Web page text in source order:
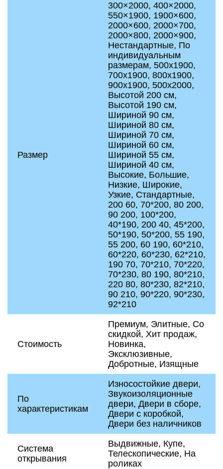
Размер
300×2000, 400×2000,
550×1900, 1900×600,
2000×600, 2000×700,
2000×800, 2000×900,
Нестандартные, По
индивидуальным
размерам, 500x1900,
700x1900, 800x1900,
900x1900, 500x2000,
Высотой 200 см,
Высотой 190 см,
Шириной 90 см,
Шириной 80 см,
Шириной 70 см,
Шириной 60 см,
Шириной 55 см,
Шириной 40 см,
Высокие, Большие,
Низкие, Широкие,
Узкие, Стандартные,
200 60, 70*200, 80 200,
90 200, 100*200,
40*190, 200 40, 45*200,
50*190, 50*200, 55 190,
55 200, 60 190, 60*210,
60*220, 60*230, 62*210,
190 70, 70*210, 70*220,
70*230, 80 190, 80*210,
220 80, 80*230, 82*210,
90 210, 90*220, 90*230,
92*210
Стоимость
Премиум, Элитные, Со
скидкой, Хит продаж,
Новинка,
Эксклюзивные,
Добротные, Изящные
По
характеристикам
Износостойкие двери,
Звукоизоляционные
двери, Двери в сборе,
Двери с коробкой,
Двери без наличников
Система
открывания
Выдвижные, Купе,
Телескопические, На
роликах